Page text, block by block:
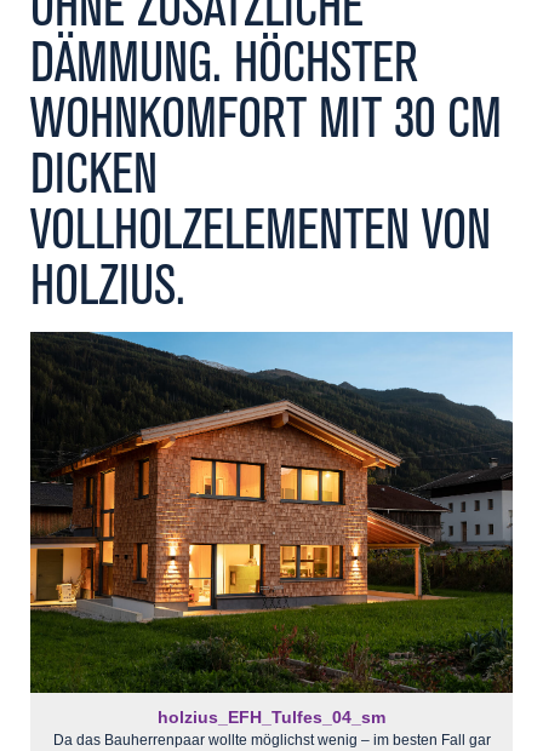
Media
Kontakt
DÄMMUNG. HÖCHSTER
WOHNKOMFORT MIT 30 CM
DICKEN
VOLLHOLZELEMENTEN VON
HOLZIUS.
holzius_EFH_Tulfes_04_sm
Da das Bauherrenpaar wollte möglichst wenig – im besten Fall gar